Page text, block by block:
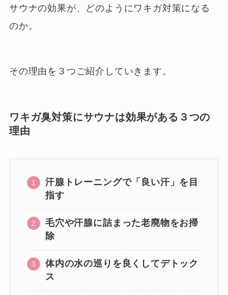
サウナの効果が、どのようにワキガ対策になる
のか。
その理由を３つご紹介していきます。
ワキガ臭対策にサウナは効果がある３つの
理由
汗腺トレーニングで「良い汗」を目
指す
毛穴や汗腺に詰まった老廃物をお掃
除
体内の水の巡りを良くしてデトック
ス